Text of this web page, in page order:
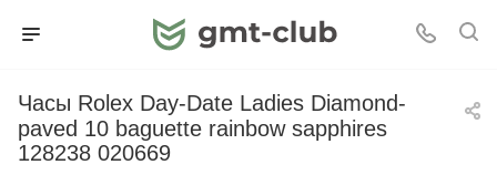
Часы Rolex Day-Date Ladies Diamond-
paved 10 baguette rainbow sapphires
128238 020669